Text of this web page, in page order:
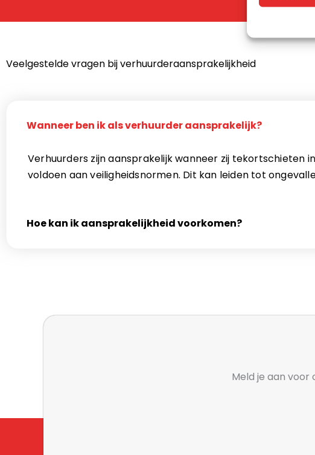
Veelgestelde vragen bij verhuurderaansprakelijkheid
Wanneer ben ik als verhuurder aansprakelijk?
Verhuurders zijn aansprakelijk wanneer zij tekortschieten
voldoen aan veiligheidsnormen. Dit kan leiden tot
Hoe kan ik aansprakelijkheid voorkomen?
Meld je aan voor